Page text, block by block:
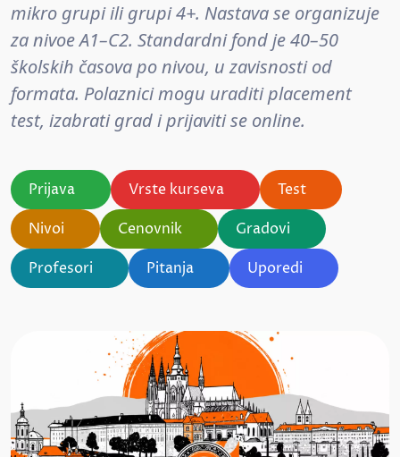
mikro grupi ili grupi 4+. Nastava se organizuje
za nivoe A1–C2. Standardni fond je 40–50
školskih časova po nivou, u zavisnosti od
formata. Polaznici mogu uraditi placement
test, izabrati grad i prijaviti se online.
Prijava Vrste kurseva
Test
Nivoi
Cenovnik
Gradovi
Profesori
Pitanja Uporedi